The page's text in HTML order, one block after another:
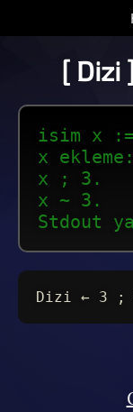
[ Dizi
isim x
x
x ; 3.
x ~ 3.
Stdout
Dizi ← 3 ;